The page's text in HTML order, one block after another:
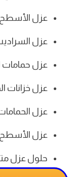
عزل الأسطح
عزل
عزل حمامات
عزل خزانات
عزل
عزل الأسطح
حلول عزل